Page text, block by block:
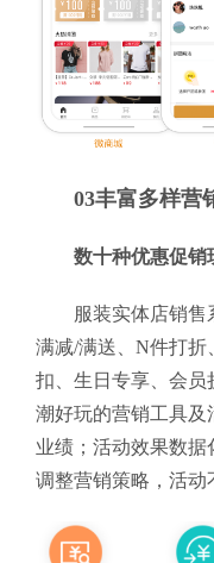
03丰富多样营
数十种优惠促销
服装实体店销
满减/满送、N件打
扣、生日专享、会员
潮好玩的营销工具及
业绩；活动效果数
调整营销策略，